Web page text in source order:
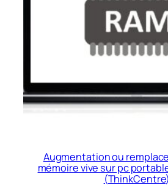
Augmentation ou
mémoire vive sur pc
(ThinkCentre)